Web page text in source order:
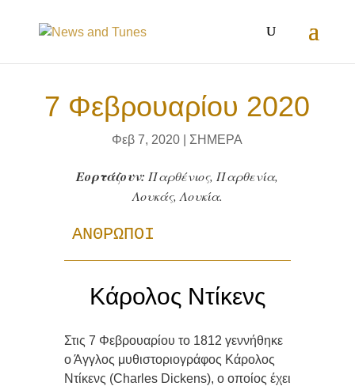
7 Φεβρουαρίου 2020
Φεβ 7, 2020 ΣΗΜΕΡΑ
Εορτάζουν: Παρθένιος, Παρθενία,
Λουκάς, Λουκία.
ΑΝΘΡΩΠΟΙ
Κάρολος Ντίκενς
Στις 7 Φεβρουαρίου το 1812 γεννήθηκε
ο Άγγλος μυθιστοριογράφος Κάρολος
Ντίκενς (Charles Dickens), ο οποίος έχει